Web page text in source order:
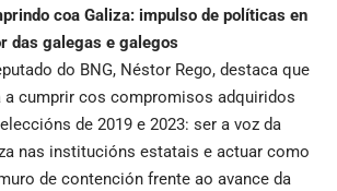
coa Galiza: impulso de políticas en
das galegas e galegos
do BNG, Néstor Rego, destaca que
a cumprir cos compromisos adquiridos
de 2019 e 2023: ser a voz da
nas institucións estatais e actuar como
de contención frente ao avance da